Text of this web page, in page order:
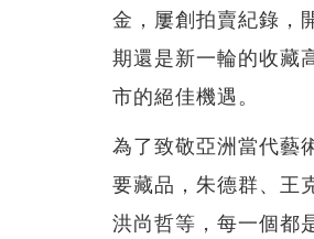
金，屢創拍賣紀錄，
期還是新一輪的收藏
市的絕佳機遇。
為了致敬亞洲當代藝
要藏品，朱德群、王
洪尚哲等，每一個都